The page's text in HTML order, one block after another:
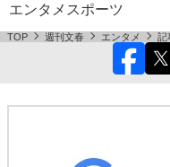
エンタメ スポーツ
TOP 週刊文春 エンタメ 記